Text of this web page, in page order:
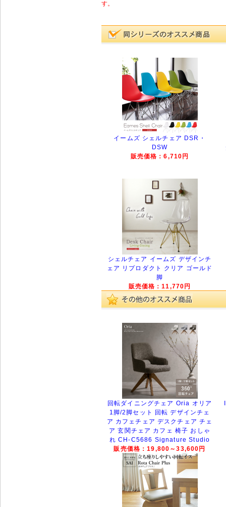
す。
イームズ シェルチェア DSR・
DSW
販売価格：6,710円
シェルチェア イームズ デザインチ
ェア リプロダクト クリア ゴールド
脚
販売価格：11,770円
回転ダイニングチェア Oria オリア
1脚/2脚セット 回転 デザインチェ
ア カフェチェア デスクチェア チェ
ア 玄関チェア カフェ 椅子 おしゃ
れ CH-C5686 Signature Studio
販売価格：19,800～33,600円